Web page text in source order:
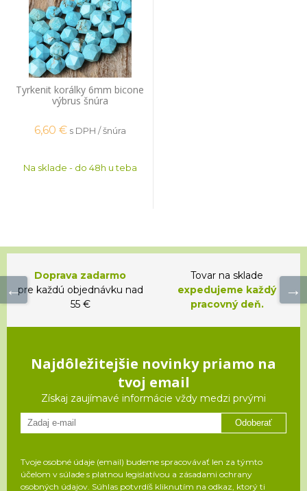
Tyrkenit korálky 6mm bicone
výbrus šnúra
6,60 € s DPH / šnúra
Na sklade - do 48h u teba
Doprava zadarmo
pre každú objednávku nad
55 €
Tovar na sklade
expedujeme každý
pracovný deň.
Najdôležitejšie novinky priamo na
tvoj email
Získaj zaujímavé informácie vždy medzi prvými
Odoberať
Tvoje osobné údaje (email) budeme spracovávať len za týmto
účelom v súlade s platnou legislatívou a zásadami ochrany
osobných údajov. Súhlas potvrdíš kliknutím na odkaz, ktorý ti